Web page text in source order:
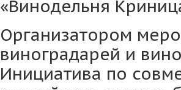
«Винодельня
Организатором
виноградарей и
Инициатива по